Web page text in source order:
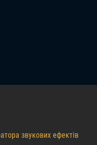
звукових ефектів